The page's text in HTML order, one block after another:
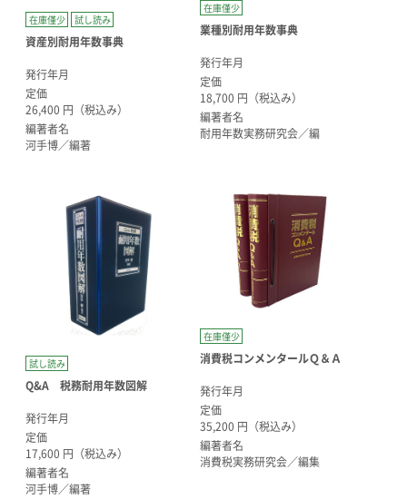
在庫僅少 試し読み
資産別耐用年数事典
発行年月
定価
26,400 円（税込み）
編著者名
河手博／編著
在庫僅少
業種別耐用年数事典
発行年月
定価
18,700 円（税込み）
編著者名
耐用年数実務研究会／編
試し読み
Q&A 税務耐用年数図解
発行年月
定価
17,600 円（税込み）
編著者名
河手博／編著
在庫僅少
消費税コンメンタールＱ＆Ａ
発行年月
定価
35,200 円（税込み）
編著者名
消費税実務研究会／編集